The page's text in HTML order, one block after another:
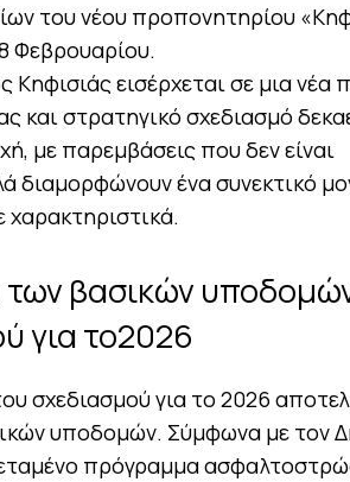
του νέου προπονητηρίου
Φεβρουαρίου.
εισέρχεται σε μια νέα
και στρατηγικό σχεδιασμό
με παρεμβάσεις που δεν είναι
διαμορφώνουν ένα συνεκτικό
βασικών
για το2026
σχεδιασμού για το 2026
υποδομών. Σύμφωνα με τον
πρόγραμμα